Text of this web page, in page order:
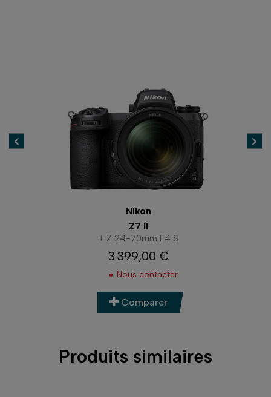
Nikon
Z7 II
+ Z 24-70mm F4 S
Prix
3 399,00 €
Nous contacter
Comparer
Produits similaires